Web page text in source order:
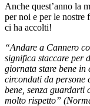
Anche quest’anno la
per noi e per le nostre
ci ha accolti!
“Andare a Cannero
significa staccare per
giornata stare bene in
circondati da persone
bene, senza guardarti
molto rispetto”